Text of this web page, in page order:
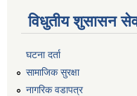
विधुतीय शुसासन
घटना दर्ता
सामाजिक सुरक्षा
नागरिक वडापत्र